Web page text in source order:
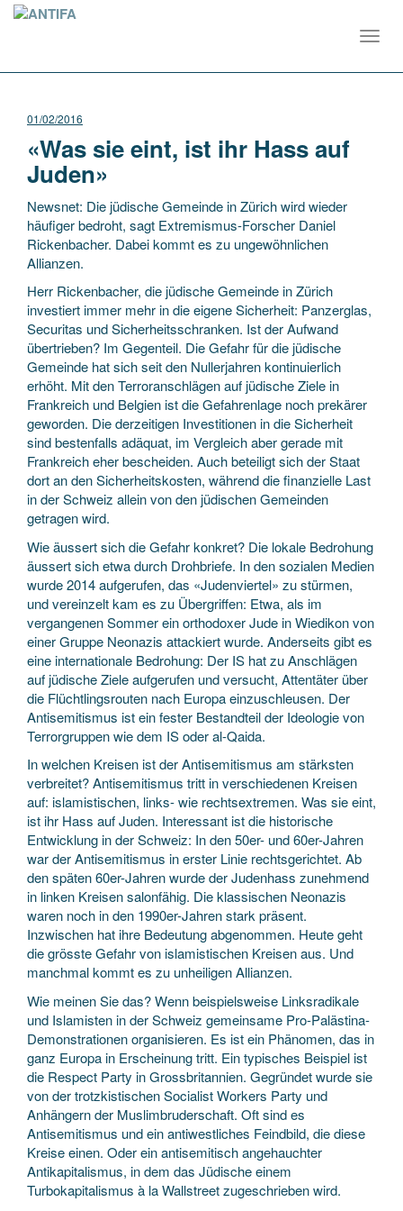
01/02/2016
«Was sie eint, ist ihr Hass auf
Juden»
Newsnet: Die jüdische Gemeinde in Zürich wird wieder
häufiger bedroht, sagt Extremismus-Forscher Daniel
Rickenbacher. Dabei kommt es zu ungewöhnlichen
Allianzen.
Herr Rickenbacher, die jüdische Gemeinde in Zürich
investiert immer mehr in die eigene Sicherheit: Panzerglas,
Securitas und Sicherheitsschranken. Ist der Aufwand
übertrieben? Im Gegenteil. Die Gefahr für die jüdische
Gemeinde hat sich seit den Nullerjahren kontinuierlich
erhöht. Mit den Terroranschlägen auf jüdische Ziele in
Frankreich und Belgien ist die Gefahrenlage noch prekärer
geworden. Die derzeitigen Investitionen in die Sicherheit
sind bestenfalls adäquat, im Vergleich aber gerade mit
Frankreich eher bescheiden. Auch beteiligt sich der Staat
dort an den Sicherheitskosten, während die finanzielle Last
in der Schweiz allein von den jüdischen Gemeinden
getragen wird.
Wie äussert sich die Gefahr konkret? Die lokale Bedrohung
äussert sich etwa durch Drohbriefe. In den sozialen Medien
wurde 2014 aufgerufen, das «Judenviertel» zu stürmen,
und vereinzelt kam es zu Übergriffen: Etwa, als im
vergangenen Sommer ein orthodoxer Jude in Wiedikon von
einer Gruppe Neonazis attackiert wurde. Anderseits gibt es
eine internationale Bedrohung: Der IS hat zu Anschlägen
auf jüdische Ziele aufgerufen und versucht, Attentäter über
die Flüchtlingsrouten nach Europa einzuschleusen. Der
Antisemitismus ist ein fester Bestandteil der Ideologie von
Terrorgruppen wie dem IS oder al-Qaida.
In welchen Kreisen ist der Antisemitismus am stärksten
verbreitet? Antisemitismus tritt in verschiedenen Kreisen
auf: islamistischen, links- wie rechtsextremen. Was sie eint,
ist ihr Hass auf Juden. Interessant ist die historische
Entwicklung in der Schweiz: In den 50er- und 60er-Jahren
war der Antisemitismus in erster Linie rechtsgerichtet. Ab
den späten 60er-Jahren wurde der Judenhass zunehmend
in linken Kreisen salonfähig. Die klassischen Neonazis
waren noch in den 1990er-Jahren stark präsent.
Inzwischen hat ihre Bedeutung abgenommen. Heute geht
die grösste Gefahr von islamistischen Kreisen aus. Und
manchmal kommt es zu unheiligen Allianzen.
Wie meinen Sie das? Wenn beispielsweise Linksradikale
und Islamisten in der Schweiz gemeinsame Pro-Palästina-
Demonstrationen organisieren. Es ist ein Phänomen, das in
ganz Europa in Erscheinung tritt. Ein typisches Beispiel ist
die Respect Party in Grossbritannien. Gegründet wurde sie
von der trotzkistischen Socialist Workers Party und
Anhängern der Muslimbruderschaft. Oft sind es
Antisemitismus und ein antiwestliches Feindbild, die diese
Kreise einen. Oder ein antisemitisch angehauchter
Antikapitalismus, in dem das Jüdische einem
Turbokapitalismus à la Wallstreet zugeschrieben wird.